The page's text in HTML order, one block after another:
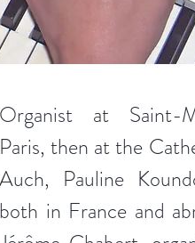
Organist at Saint-
Paris, then at the
Auch, Pauline
both in France and